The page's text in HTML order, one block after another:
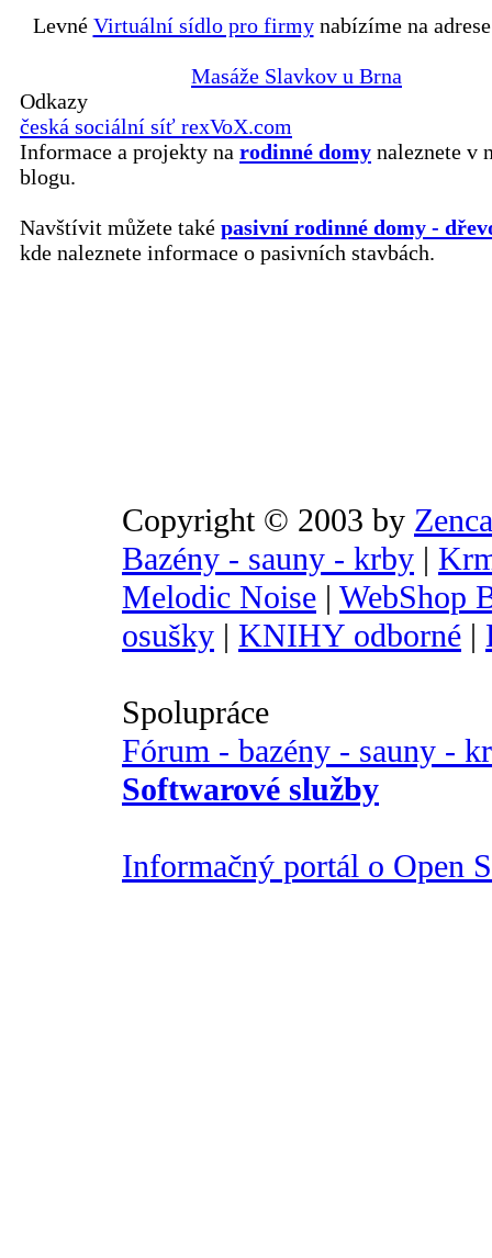
Levné Virtuální sídlo pro firmynabízíme na
Masáže Slavkov u Brna
Odkazy
česká sociální síť rexVoX.com
Informace a projekty na rodinné domy naleznete v
blogu.
Navštívit můžete také pasivní rodinné domy -
kde naleznete informace o pasivních stavbách.
Copyright © 2003 by
Bazény - sauny - krby |
Melodic Noise | WebShop
osušky | KNIHY odborné |
Spolupráce
Fórum - bazény - sauny -
Softwarové služby
Informačný portál o Open